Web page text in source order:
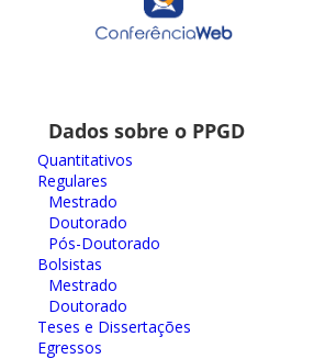
Dados sobre o PPGD
Quantitativos
Regulares
Mestrado
Doutorado
Pós-Doutorado
Bolsistas
Mestrado
Doutorado
Teses e Dissertações
Egressos